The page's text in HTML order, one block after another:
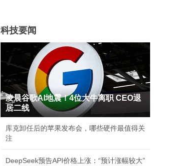
科技要闻
凌晨谷歌AI地震！4位大牛离职 CEO退
居二线
库克卸任后的苹果发布会，哪些硬件最值得关
注
DeepSeek预告API价格上涨：“预计涨幅较大”